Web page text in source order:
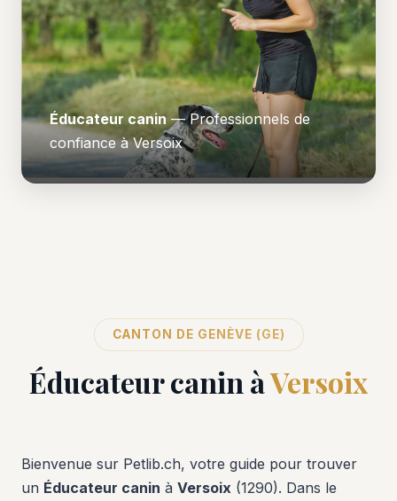
Éducateur canin — Professionnels de
confiance à Versoix
CANTON DE GENÈVE (GE)
Éducateur canin àVersoix
Bienvenue sur Petlib.ch, votre guide pour trouver
un Éducateur canin à Versoix (1290). Dans le